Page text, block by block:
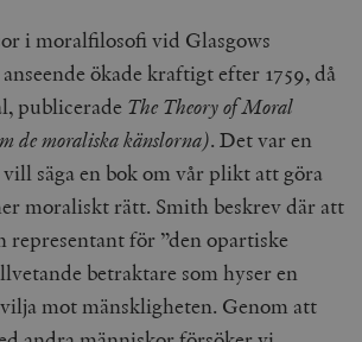
i moralfilosofi vid Glasgows
ökade kraftigt efter 1759, då
publicerade The Theory of Moral
de moraliska känslorna). Det var en
säga en bok om vår plikt att göra
moraliskt rätt. Smith beskrev där att
representant för ”den opartiske
betraktare som hyser en
mot mänskligheten. Genom att